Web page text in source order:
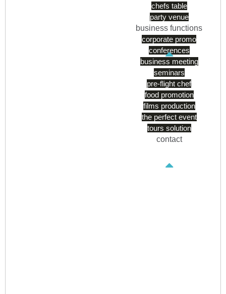
chefs table
party venue
business functions
corporate promo
conferences
business meeting
seminars
pre-flight chef
food promotion
films production
the perfect event
tours solution
contact